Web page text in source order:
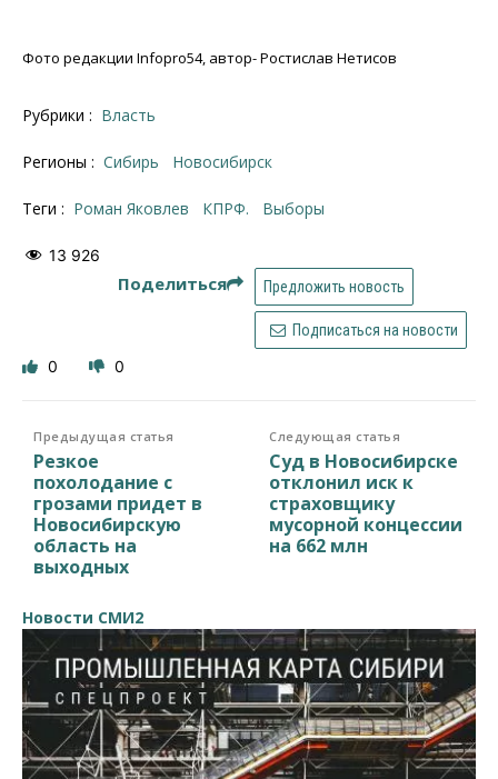
Фото редакции Infopro54, автор- Ростислав Нетисов
Рубрики : Власть
Регионы : Сибирь Новосибирск
Теги : Роман Яковлев КПРФ. выборы
13 926
Поделиться Предложить новость
Подписаться на новости
0 0
Предыдущая статья
Резкое
похолодание с
грозами придет в
Новосибирскую
область на
выходных
Следующая статья
Суд в Новосибирске
отклонил иск к
страховщику
мусорной концессии
на 662 млн
Новости СМИ2